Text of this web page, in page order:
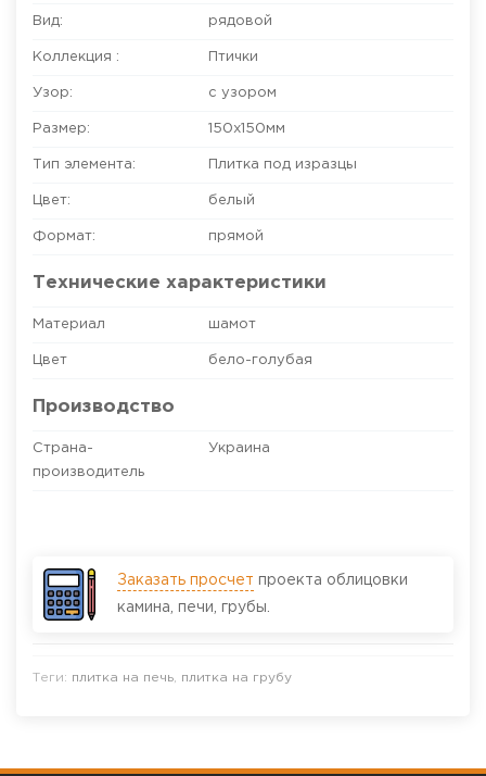
Вид: рядовой
Коллекция : Птички
Узор: с узором
Размер: 150х150мм
Тип элемента: Плитка под изразцы
Цвет: белый
Формат: прямой
Технические характеристики
Материал шамот
Цвет бело-голубая
Производство
Страна-
производитель
Украина
Заказать просчет проекта облицовки
камина, печи, грубы.
Теги: плитка на печь плитка на грубу